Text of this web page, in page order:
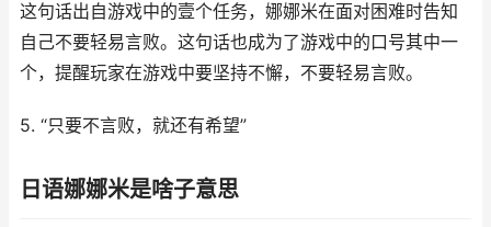
这句话出自游戏中的壹个任务，娜娜米在面对困难时告知
自己不要轻易言败。这句话也成为了游戏中的口号其中一
个，提醒玩家在游戏中要坚持不懈，不要轻易言败。
5. “只要不言败，就还有希望”
日语娜娜米是啥子意思